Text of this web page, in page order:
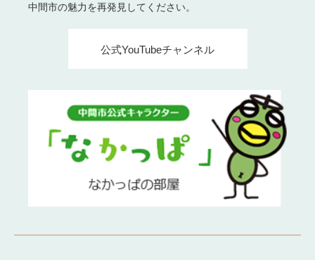
中間市の魅力を再発見してください。
公式YouTubeチャンネル